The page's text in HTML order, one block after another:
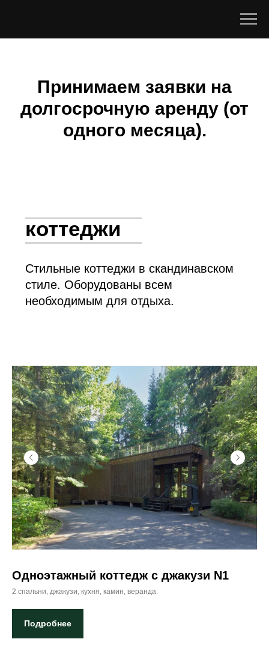
Принимаем заявки на
долгосрочную аренду (от
одного месяца).
Одноэтажный коттедж с джакузи N1
2 спальни, джакузи, кухня, камин, веранда.
Подробнее